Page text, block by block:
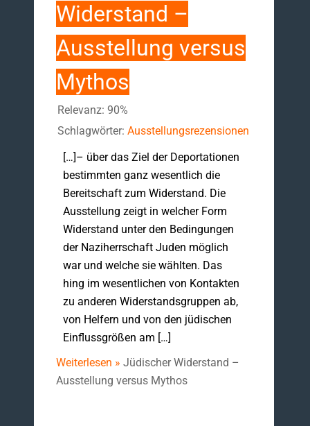
Widerstand –
Ausstellung versus
Mythos
Relevanz: 90%
Schlagwörter: Ausstellungsrezensionen
[…]– über das Ziel der Deportationen
bestimmten ganz wesentlich die
Bereitschaft zum Widerstand. Die
Ausstellung zeigt in welcher Form
Widerstand unter den Bedingungen
der Naziherrschaft Juden möglich
war und welche sie wählten. Das
hing im wesentlichen von Kontakten
zu anderen Widerstandsgruppen ab,
von Helfern und von den jüdischen
Einflussgrößen am […]
Weiterlesen » Jüdischer Widerstand –
Ausstellung versus Mythos